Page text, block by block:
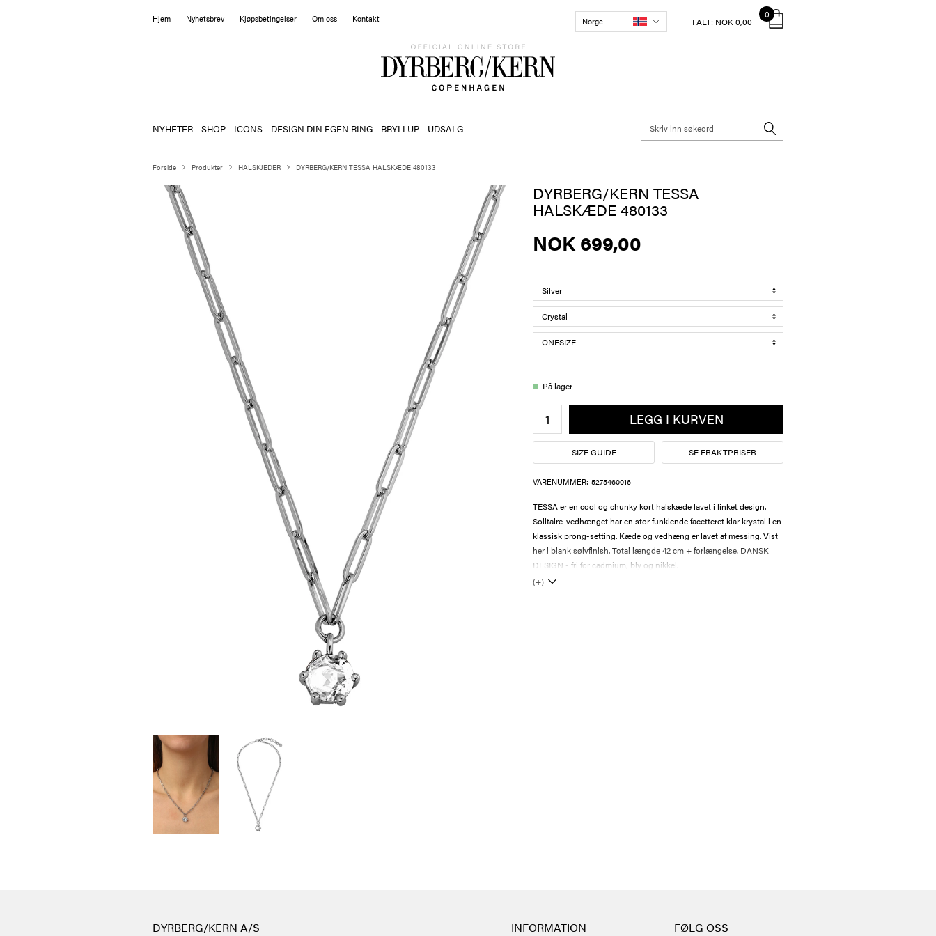
Hjem Nyhetsbrev Kjøpsbetingelser Om oss Kontakt Norge
0
I ALT: NOK 0,00
NYHETER SHOP ICONS DESIGN DIN EGEN RING BRYLLUP UDSALG
Forside Produkter HALSKJEDER DYRBERG/KERN TESSA HALSKÆDE 480133
DYRBERG/KERN TESSA
HALSKÆDE 480133
NOK 699,00
På lager
LEGG I KURVEN
SIZE GUIDE SE FRAKTPRISER
VARENUMMER: 5275460016
TESSA er en cool og chunky kort halskæde lavet i linket design.
Solitaire-vedhænget har en stor funklende facetteret klar krystal i en
klassisk prong-setting. Kæde og vedhæng er lavet af messing. Vist
her i blank sølvfinish. Total længde 42 cm + forlængelse. DANSK
DESIGN - fri for cadmium, bly og nikkel.
(+)
DYRBERG/KERN A/S INFORMATION FØLG OSS